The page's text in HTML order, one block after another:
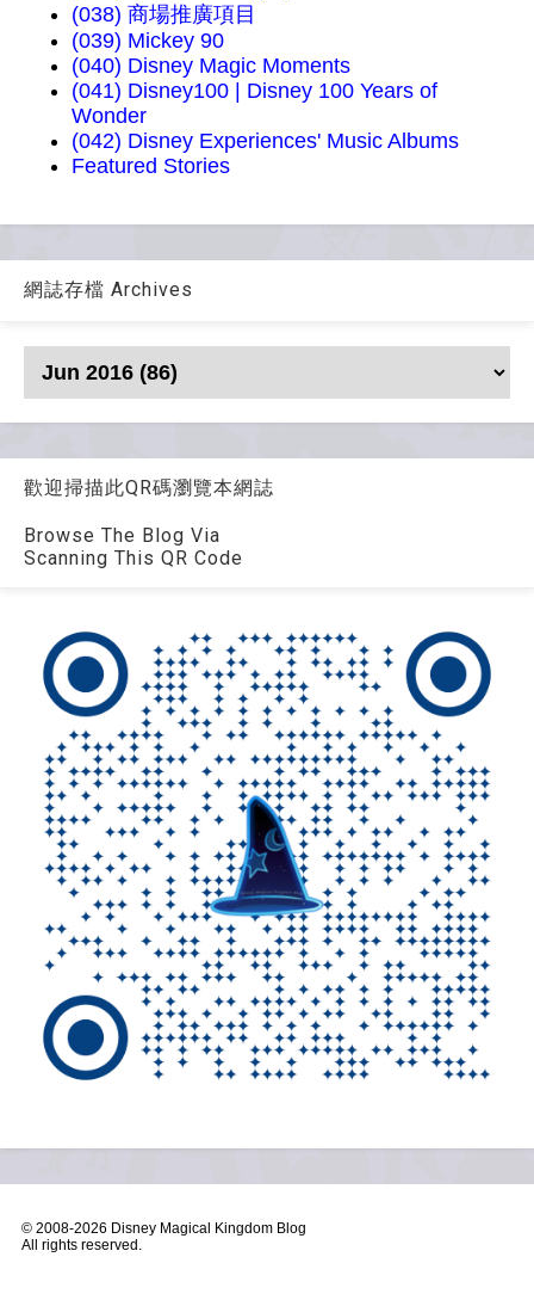
(038) 商場推廣項目
(039) Mickey 90
(040) Disney Magic Moments
(041) Disney100 | Disney 100 Years of
Wonder
(042) Disney Experiences' Music Albums
Featured Stories
網誌存檔 Archives
歡迎掃描此QR碼瀏覽本網誌
Browse The Blog Via
Scanning This QR Code
© 2008-2026 Disney Magical Kingdom Blog
All rights reserved.